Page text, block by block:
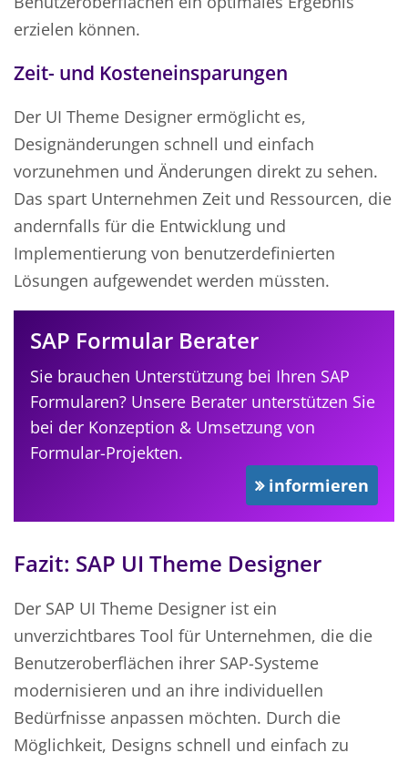
erzielen können.
Zeit- und Kosteneinsparungen
Der UI Theme Designer ermöglicht es,
Designänderungen schnell und einfach
vorzunehmen und Änderungen direkt zu sehen.
Das spart Unternehmen Zeit und Ressourcen, die
andernfalls für die Entwicklung und
Implementierung von benutzerdefinierten
Lösungen aufgewendet werden müssten.
SAP Formular Berater
Sie brauchen Unterstützung bei Ihren SAP
Formularen? Unsere Berater unterstützen Sie
bei der Konzeption & Umsetzung von
Formular-Projekten.
informieren
Fazit: SAP UI Theme Designer
Der SAP UI Theme Designer ist ein
unverzichtbares Tool für Unternehmen, die die
Benutzeroberflächen ihrer SAP-Systeme
modernisieren und an ihre individuellen
Bedürfnisse anpassen möchten. Durch die
Möglichkeit, Designs schnell und einfach zu